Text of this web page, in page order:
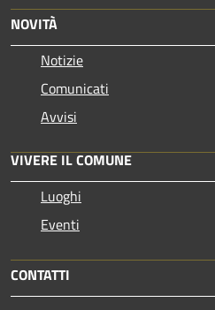
NOVITÀ
Notizie
Comunicati
Avvisi
VIVERE IL COMUNE
Luoghi
Eventi
CONTATTI